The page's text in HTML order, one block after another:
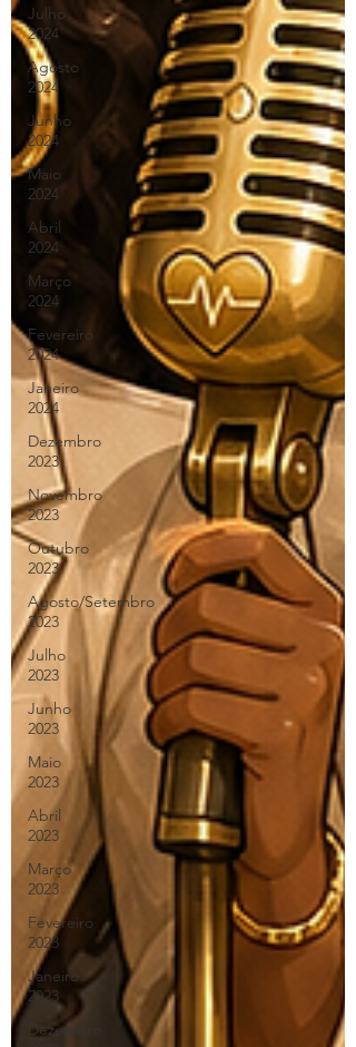
Julho
2024
Agosto
2024
Junho
2024
Maio
2024
Abril
2024
Março
2024
Fevereiro
2024
Janeiro
2024
Dezembro
2023
Novembro
2023
Outubro
2023
Agosto/Setembro
2023
Julho
2023
Junho
2023
Maio
2023
Abril
2023
Março
2023
Fevereiro
2023
Janeiro
2023
Dezembro